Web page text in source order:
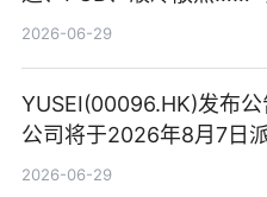
讯
2026-06-29
YUSEI(00096.HK)发布公
公司将于2026年8月7日
期股息每股人民币0.013元
2026-06-29